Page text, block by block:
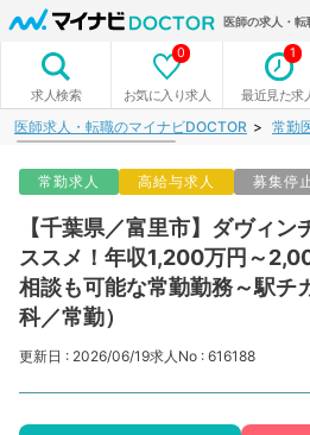
医師の求人・
求人検索 お気に入り求人
0
最近見た求
1
医師求人・転職のマイナビDOCTOR 常勤
常勤求人 高給与求人 募集停
【千葉県／富里市】ダヴィ
ススメ！年収1,200万円～
相談も可能な常勤勤務～駅チ
科／常勤）
更新日 : 2026/06/19求人No : 616188